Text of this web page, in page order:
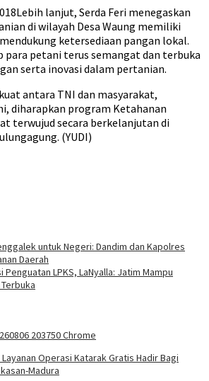
Lebih lanjut, Serda Feri menegaskan
di wilayah Desa Waung memiliki
ketersediaan pangan lokal.
para petani terus semangat dan terbuka
serta inovasi dalam pertanian.
antara TNI dan masyarakat,
diharapkan program Ketahanan
terwujud secara berkelanjutan di
(YUDI)
untuk Negeri: Dandim dan Kapolres
Daerah
Penguatan LPKS, LaNyalla: Jatim Mampu
Layanan Operasi Katarak Gratis Hadir Bagi
Madura